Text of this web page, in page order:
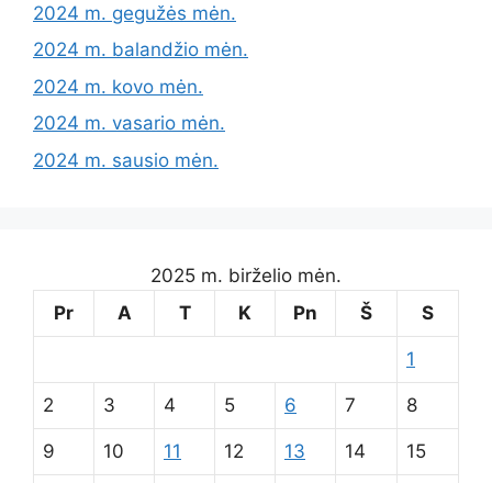
2024 m. gegužės mėn.
2024 m. balandžio mėn.
2024 m. kovo mėn.
2024 m. vasario mėn.
2024 m. sausio mėn.
2025 m. birželio mėn.
Pr
A T K Pn Š S
1
2 3 4 5 6 7 8
9 10 11 12 13 14 15